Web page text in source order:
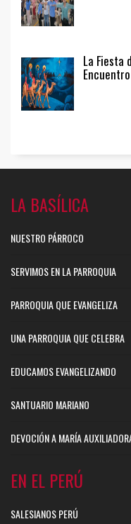
La Fiesta
LA BASÍLICA
NUESTRO PÁRROCO
SERVIMOS EN LA PARROQUIA
PARROQUIA QUE EVANGELIZA
UNA PARROQUIA QUE CELEBRA
EDUCAMOS EVANGELIZANDO
SANTUARIO MARIANO
DEVOCIÓN A MARÍA
EN EL PERÚ
SALESIANOS PERÚ